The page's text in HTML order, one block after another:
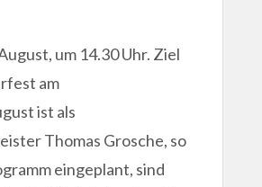
um 14.30 Uhr. Ziel
am
ist als
Thomas Grosche, so
eingeplant, sind